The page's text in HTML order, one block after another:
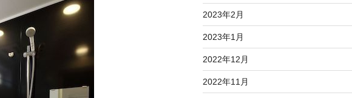
2023年2月
2023年1月
2022年12月
2022年11月